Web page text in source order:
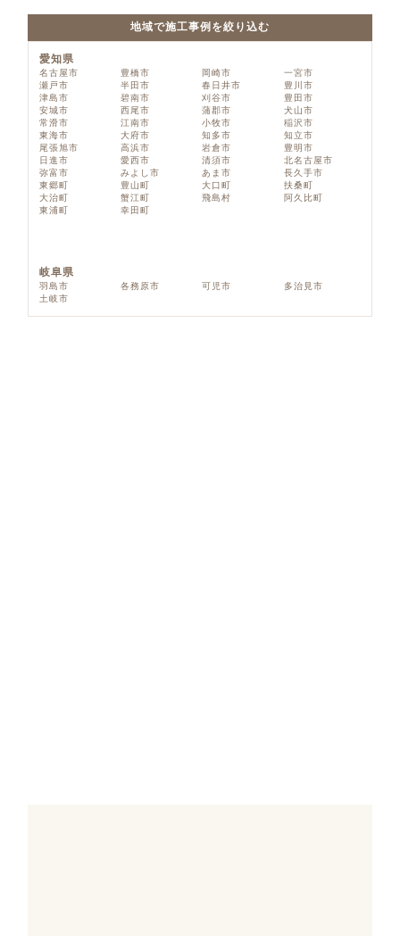
地域で施工事例を絞り込む
愛知県
名古屋市 豊橋市 岡崎市
一宮市
瀬戸市
半田市 春日井市
豊川市
津島市
碧南市 刈谷市
豊田市
安城市
西尾市 蒲郡市
犬山市
常滑市
江南市 小牧市
稲沢市
東海市
大府市 知多市
知立市
尾張旭市
高浜市 岩倉市
豊明市
日進市
愛西市 清須市
北名古屋市
弥富市
みよし市 あま市
長久手市
東郷町
豊山町 大口町
扶桑町
大治町
蟹江町 飛島村
阿久比町
東浦町
幸田町
岐阜県
羽島市 各務原市 可児市
多治見市
土岐市